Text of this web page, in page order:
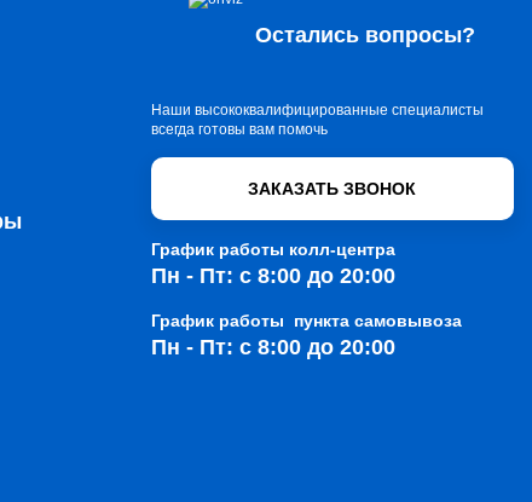
Остались вопросы?
Наши высококвалифицированные специалисты
всегда готовы вам помочь
ЗАКАЗАТЬ ЗВОНОК
График работы колл-центра
Пн - Пт: с 8:00 до 20:00
График работы пункта самовывоза
Пн - Пт: с 8:00 до 20:00